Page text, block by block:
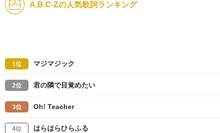
A.B.C-Zの人気歌詞ランキング
1位 マジマジック
2位 君の隣で目覚めたい
3位 Oh! Teacher
4位 はらはらひらふる